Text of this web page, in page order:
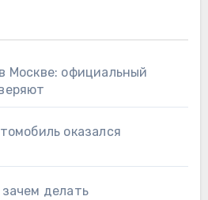
Москве: официальный
оказался
делать